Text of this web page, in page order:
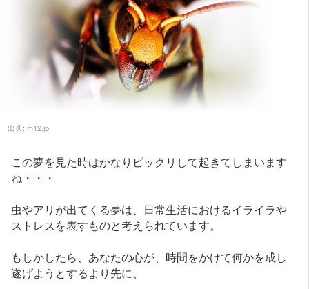
出典: m12.jp
この夢を見た時はかなりビックリして起きてしまいます
ね・・・
虫やアリが出てくる夢は、日常生活におけるイライラや
ストレスを表すものと考えられています。
もしかしたら、あなたの心が、時間をかけて何かを成し
遂げようとするより先に、